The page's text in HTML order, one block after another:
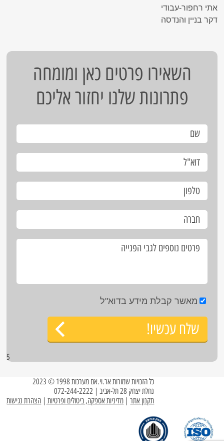
אתי רחפור-עבודי
דקר בניין והנדסה
השאירו פרטים כאן ומומחה
פתרונות שלנו יחזור אליכם
מאשר קבלת מידע בדוא"ל
שלח עכשיו!
5
כל הזכויות שמורות אר.וי.אם מערכות 1998 © 2023
נחלת יצחק 28 תל-אביב | 072-244-2222
תקנון אתר| מדיניות אספקה, ביטולים ופרטיות | הצהרת נגישות